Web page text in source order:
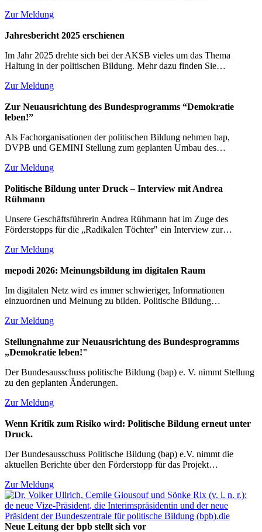
Zur Meldung
Jahresbericht 2025 erschienen
Im Jahr 2025 drehte sich bei der AKSB vieles um das Thema
Haltung in der politischen Bildung. Mehr dazu finden Sie…
Zur Meldung
Zur Neuausrichtung des Bundesprogramms “Demokratie
leben!”
Als Fachorganisationen der politischen Bildung nehmen bap,
DVPB und GEMINI Stellung zum geplanten Umbau des…
Zur Meldung
Politische Bildung unter Druck – Interview mit Andrea
Rühmann
Unsere Geschäftsführerin Andrea Rühmann hat im Zuge des
Förderstopps für die „Radikalen Töchter" ein Interview zur…
Zur Meldung
mepodi 2026: Meinungsbildung im digitalen Raum
Im digitalen Netz wird es immer schwieriger, Informationen
einzuordnen und Meinung zu bilden. Politische Bildung…
Zur Meldung
Stellungnahme zur Neuausrichtung des Bundesprogramms
„Demokratie leben!"
Der Bundesausschuss politische Bildung (bap) e. V. nimmt Stellung
zu den geplanten Änderungen.
Zur Meldung
Wenn Kritik zum Risiko wird: Politische Bildung erneut unter
Druck.
Der Bundesausschuss Politische Bildung (bap) e.V. nimmt die
aktuellen Berichte über den Förderstopp für das Projekt…
Zur Meldung
Neue Leitung der bpb stellt sich vor